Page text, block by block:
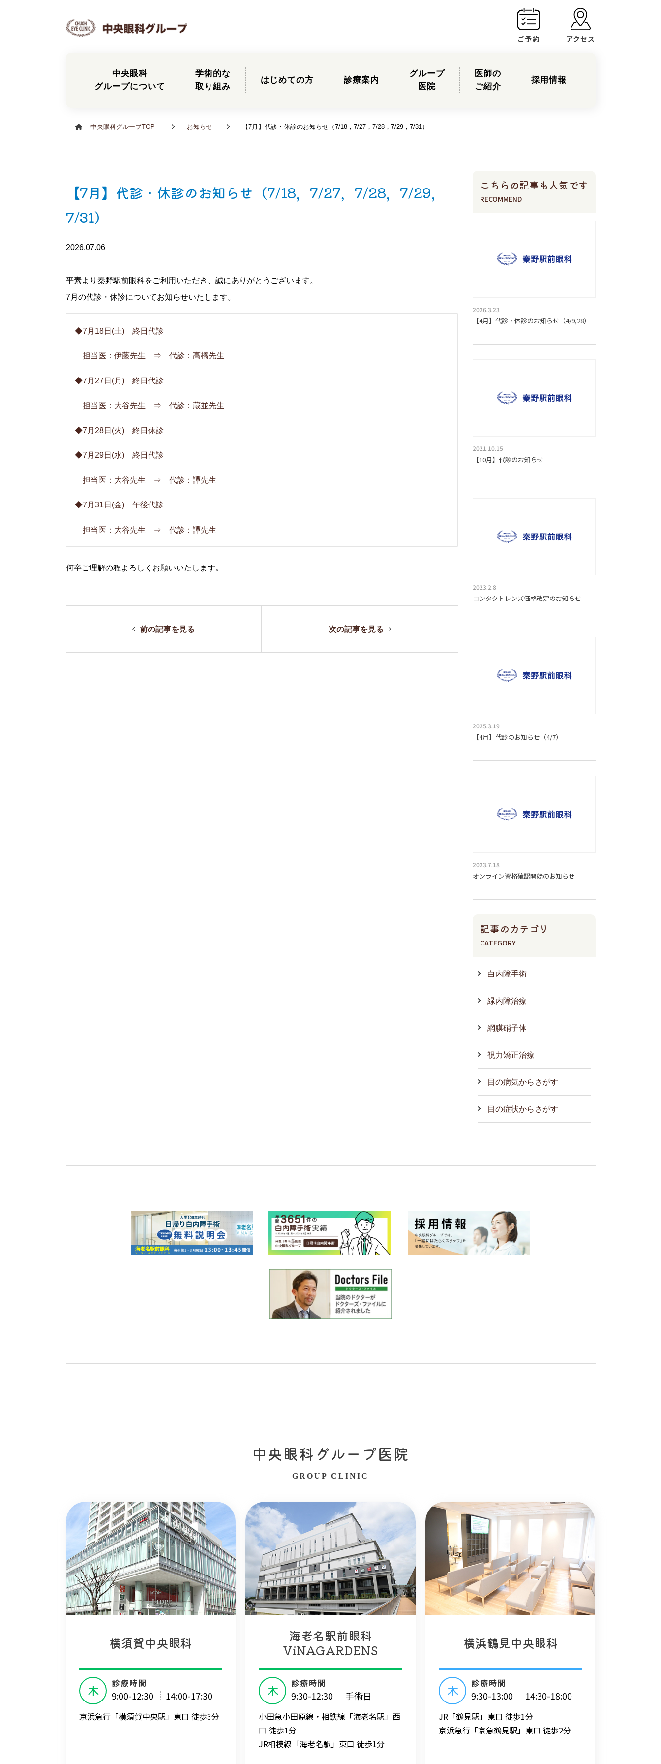
ご予約 アクセス
中央眼科
グループについて
学術的な
取り組み
はじめての方 診療案内
グループ
医院
医師の
ご紹介
採用情報
中央眼科グループTOP お知らせ 【7月】代診・休診のお知らせ（7/18，7/27，7/28，7/29，7/31）
【7月】代診・休診のお知らせ（7/18，7/27，7/28，7/29，
7/31）
2026.07.06
平素より秦野駅前眼科をご利用いただき、誠にありがとうございます。
7月の代診・休診についてお知らせいたします。
◆7月18日(土) 終日代診
担当医：伊藤先生 ⇒ 代診：髙橋先生
◆7月27日(月) 終日代診
担当医：大谷先生 ⇒ 代診：蔵並先生
◆7月28日(火) 終日休診
◆7月29日(水) 終日代診
担当医：大谷先生 ⇒ 代診：譚先生
◆7月31日(金) 午後代診
担当医：大谷先生 ⇒ 代診：譚先生
何卒ご理解の程よろしくお願いいたします。
前の記事を見る 次の記事を見る
こちらの記事も人気です
RECOMMEND
2026.3.23
【4月】代診・休診のお知らせ（4/9,28）
2021.10.15
【10月】代診のお知らせ
2023.2.8
コンタクトレンズ価格改定のお知らせ
2025.3.19
【4月】代診のお知らせ（4/7）
2023.7.18
オンライン資格確認開始のお知らせ
記事のカテゴリ
CATEGORY
白内障手術
緑内障治療
網膜硝子体
視力矯正治療
目の病気からさがす
目の症状からさがす
中央眼科グループ医院
GROUP CLINIC
横須賀中央眼科
木 診療時間
9:00-12:30 14:00-17:30
京浜急行「横須賀中央駅」東口 徒歩3分
海老名駅前眼科
ViNAGARDENS
木 診療時間
9:30-12:30 手術日
小田急小田原線・相鉄線「海老名駅」西
口 徒歩1分
JR相模線「海老名駅」東口 徒歩1分
横浜鶴見中央眼科
木 診療時間
9:30-13:00 14:30-18:00
JR「鶴見駅」東口 徒歩1分
京浜急行「京急鶴見駅」東口 徒歩2分